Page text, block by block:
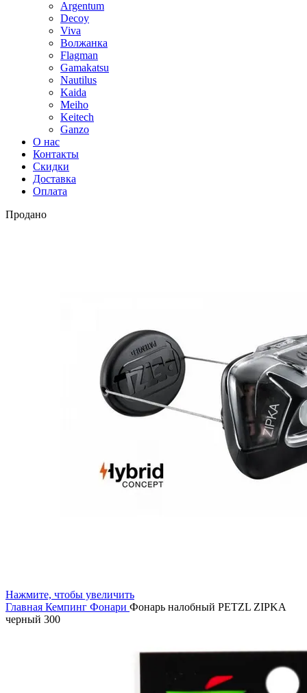
Argentum
Decoy
Viva
Волжанка
Flagman
Gamakatsu
Nautilus
Kaida
Meiho
Keitech
Ganzo
О нас
Контакты
Скидки
Доставка
Оплата
Продано
Нажмите, чтобы увеличить
Главная Кемпинг Фонари Фонарь налобный PETZL ZIPKA
черный 300